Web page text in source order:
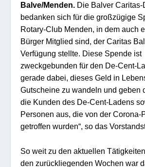
Balve/Menden. Die Balver Caritas-
bedanken sich für die großzügige
Rotary-Club Menden, in dem auch
Bürger Mitglied sind, der Caritas
Verfügung stellte. Diese Spende ist
zweckgebunden für den De-Cent-
gerade dabei, dieses Geld in
Gutscheine zu wandeln und geben
die Kunden des De-Cent-Ladens
Personen aus, die von der Corona-
getroffen wurden“, so das
So weit zu den aktuellen
den zurückliegenden Wochen war